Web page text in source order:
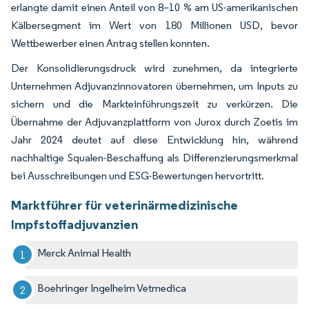
erlangte damit einen Anteil von 8–10 % am US-amerikanischen
Kälbersegment im Wert von 180 Millionen USD, bevor
Wettbewerber einen Antrag stellen konnten.
Der Konsolidierungsdruck wird zunehmen, da integrierte
Unternehmen Adjuvanzinnovatoren übernehmen, um Inputs zu
sichern und die Markteinführungszeit zu verkürzen. Die
Übernahme der Adjuvanzplattform von Jurox durch Zoetis im
Jahr 2024 deutet auf diese Entwicklung hin, während
nachhaltige Squalen-Beschaffung als Differenzierungsmerkmal
bei Ausschreibungen und ESG-Bewertungen hervortritt.
Marktführer für veterinärmedizinische
Impfstoffadjuvanzien
Merck Animal Health
Boehringer Ingelheim Vetmedica